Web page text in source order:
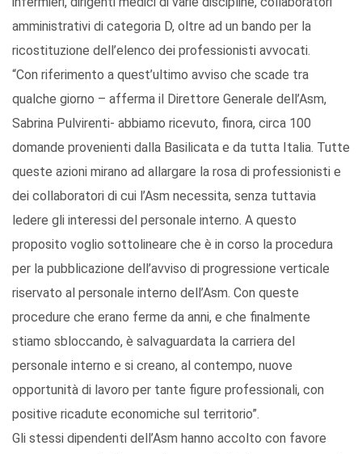
amministrativi di categoria D, oltre ad un bando per la
ricostituzione dell’elenco dei professionisti avvocati.
“Con riferimento a quest’ultimo avviso che scade tra
qualche giorno – afferma il Direttore Generale dell’Asm,
Sabrina Pulvirenti- abbiamo ricevuto, finora, circa 100
domande provenienti dalla Basilicata e da tutta Italia. Tutte
queste azioni mirano ad allargare la rosa di professionisti e
dei collaboratori di cui l’Asm necessita, senza tuttavia
ledere gli interessi del personale interno. A questo
proposito voglio sottolineare che è in corso la procedura
per la pubblicazione dell’avviso di progressione verticale
riservato al personale interno dell’Asm. Con queste
procedure che erano ferme da anni, e che finalmente
stiamo sbloccando, è salvaguardata la carriera del
personale interno e si creano, al contempo, nuove
opportunità di lavoro per tante figure professionali, con
positive ricadute economiche sul territorio”.
Gli stessi dipendenti dell’Asm hanno accolto con favore